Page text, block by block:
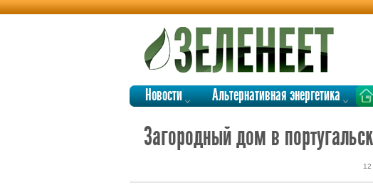
Новости Альтернативная энергетика
Загородный дом в